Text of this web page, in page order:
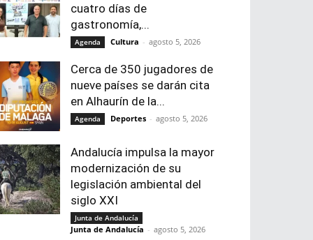
cuatro días de
gastronomía,...
Agenda Cultura - agosto 5, 2026
Cerca de 350 jugadores de
nueve países se darán cita
en Alhaurín de la...
Agenda Deportes - agosto 5, 2026
Andalucía impulsa la mayor
modernización de su
legislación ambiental del
siglo XXI
Junta de Andalucía
Junta de Andalucía - agosto 5, 2026